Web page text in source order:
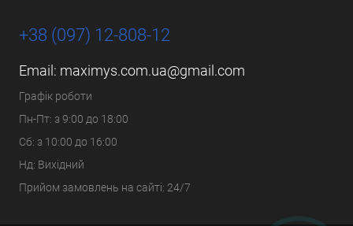
+38 (097) 12-808-12
Email: maximys.com.ua@gmail.com
Графік роботи
Пн-Пт: з 9:00 до 18:00
Сб: з 10:00 до 16:00
Нд: Вихідний
Прийом замовлень на сайті: 24/7